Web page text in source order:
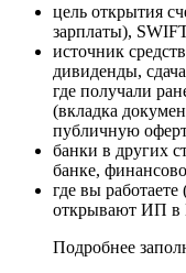
цель открытия
зарплаты),
источник
дивиденды,
где получали
(вкладка
публичную
банки в других
банке,
где вы
открывают ИП в
Подробнее